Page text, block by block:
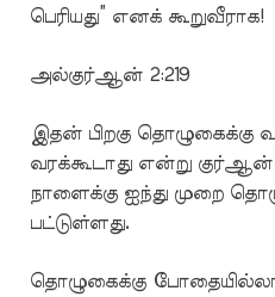
பெரியது” எனக் கூறுவீராக!
அல்குர்ஆன் 2:219
இதன் பிறகு தொழுகைக்கு
வரக்கூடாது என்று குர்ஆன்
நாளைக்கு ஐந்து முறை
பட்டுள்ளது.
தொழுகைக்கு